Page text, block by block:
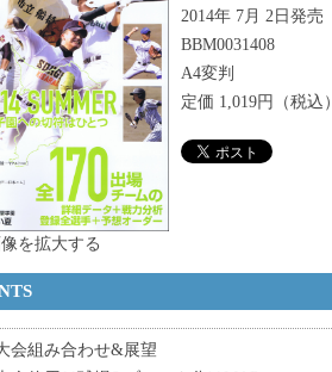
を拡大する
2014年 7月 2日発売
BBM0031408
A4変判
定価 1,019円（税込）
会組み合わせ&展望